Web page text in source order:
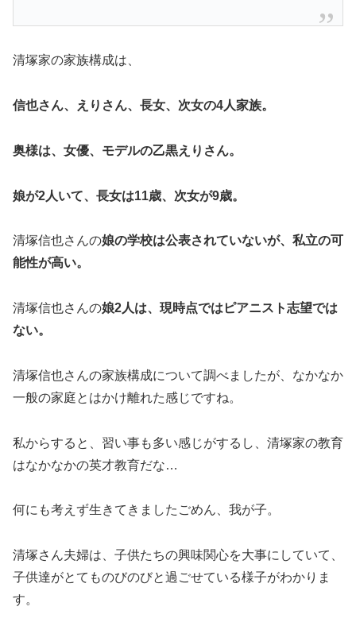
清塚家の家族構成は、
信也さん、えりさん、長女、次女の4人家族。
奥様は、女優、モデルの乙黒えりさん。
娘が2人いて、長女は11歳、次女が9歳。
清塚信也さんの娘の学校は公表されていないが、私立の可
能性が高い。
清塚信也さんの娘2人は、現時点ではピアニスト志望では
ない。
清塚信也さんの家族構成について調べましたが、なかなか
一般の家庭とはかけ離れた感じですね。
私からすると、習い事も多い感じがするし、清塚家の教育
はなかなかの英才教育だな…
何にも考えず生きてきましたごめん、我が子。
清塚さん夫婦は、子供たちの興味関心を大事にしていて、
子供達がとてものびのびと過ごせている様子がわかりま
す。